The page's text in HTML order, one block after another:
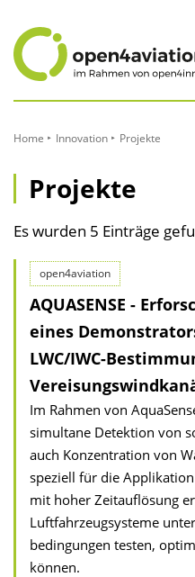
Inhalt
Home Innovation Projekte
Projekte
Es wurden 5 Einträge
open4aviation
AQUASENSE -
eines
LWC/IWC-
Im Rahmen von
simultane Detektion von
auch Konzentration von
speziell für die
mit hoher Zeitauflösung
Luftfahrzeugsysteme
bedingungen testen,
können.